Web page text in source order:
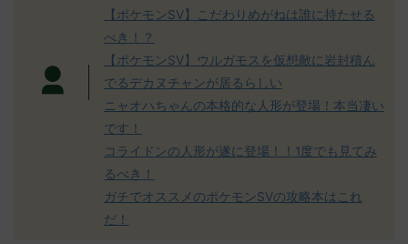
【ポケモンSV】こだわりめがねは誰に持たせる
べき！？
【ポケモンSV】ウルガモスを仮想敵に岩封積ん
でるデカヌチャンが居るらしい
ニャオハちゃんの本格的な人形が登場！本当凄い
です！
コライドンの人形が遂に登場！！1度でも見てみ
るべき！
ガチでオススメのポケモンSVの攻略本はこれ
だ！